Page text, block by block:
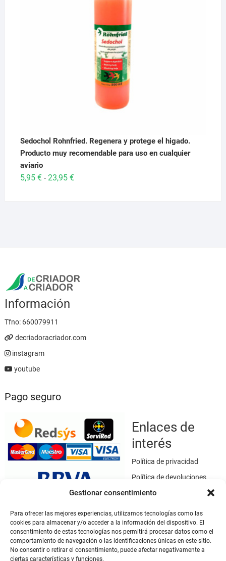
Gestionar consentimiento
Para ofrecer las mejores experiencias, utilizamos tecnologías como las
cookies para almacenar y/o acceder a la información del dispositivo. El
consentimiento de estas tecnologías nos permitirá procesar datos como el
comportamiento de navegación o las identificaciones únicas en este sitio.
No consentir o retirar el consentimiento, puede afectar negativamente a
ciertas características y funciones.
Sedochol Rohnfried. Regenera y protege el higado.
Producto muy recomendable para uso en cualquier
aviario
5,95 € - 23,95 €Rango
Información
Tfno: 660079911
decriadoracriador.com
instagram
youtube
Pago seguro
Enlaces de
interés
Política de privacidad
Política de devoluciones
Política de cookies
Aviso legal
Este sitio web utiliza SSL / TLS como medio de seguridad para el
cifrado de datos.